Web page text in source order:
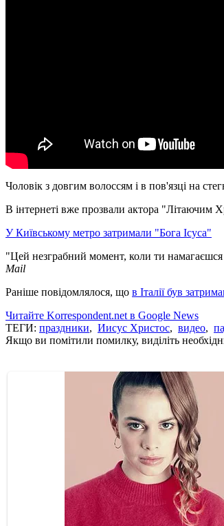
Чоловік з довгим волоссям і в пов'язці на
В інтернеті вже прозвали актора
У Київському метро затримали "Бога Ісуса"
"Цей незграбний момент, коли ти намагаєшся
Mail
Раніше повідомлялося, що в Італії був
Читайте Korrespondent.net в Google News
ТЕГИ: праздники, Иисус Христос, видео,
Якщо ви помітили помилку, виділіть